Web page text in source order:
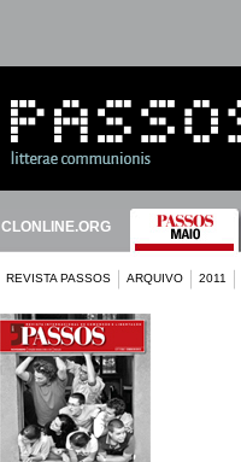
CLONLINE.ORG
REVISTA PASSOS ARQUIVO 2011